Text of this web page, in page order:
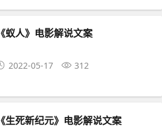
《蚁人》电影解说文案
2022-05-17 312
《生死新纪元》电影解说文案